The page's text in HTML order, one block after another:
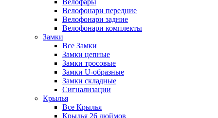
Велофары
Велофонари передние
Велофонари задние
Велофонари комплекты
Замки
Все Замки
Замки цепные
Замки тросовые
Замки U-образные
Замки складные
Сигнализации
Крылья
Все Крылья
Крылья 26 дюймов